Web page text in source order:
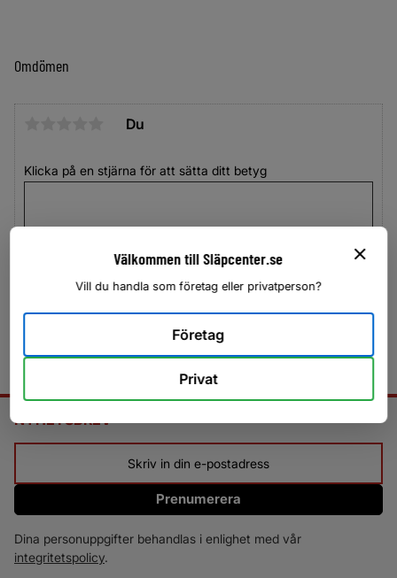
Omdömen
Du
Klicka på en stjärna för att sätta ditt betyg
NYHETSBREV
Prenumerera
Dina personuppgifter behandlas i enlighet med vår
integritetspolicy.
Välkommen till Släpcenter.se
Vill du handla som företag eller privatperson?
Företag
Privat